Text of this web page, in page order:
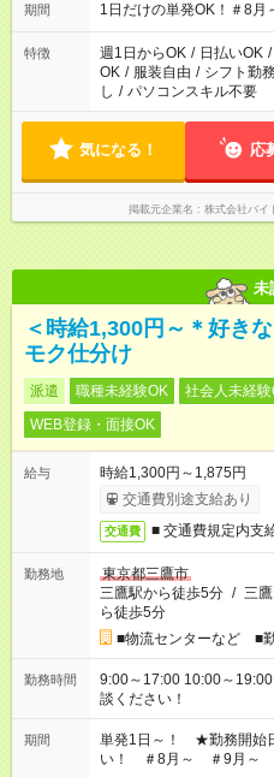
期間 1日だけの単発OK！＃8
特徴 週1日からOK / 日払いOK /
OK / 服装自由 / シフト勤務
し / パソコンスキル不要
気になる！ 応
掲載元企業名 株式会社バイ
未
＜時給1,300円～＊好き
モク仕分け
派遣 職種未経験OK 社会人未経験
WEB登録・面接OK
給与
時給1,300円～1,875円
交通費別途支給あり
交通費 ■ 交通費規定内支
勤務地
東京都三鷹市
三鷹駅から徒歩5分 / 三
ら徒歩5分
■物流センターなど ■
勤務時間
9:00～17:00 10:00～19:00 など ■ 他の時間帯も
談ください！
期間
単発1日～！ ★勤務開始
い！ ＃8月～ ＃9月～